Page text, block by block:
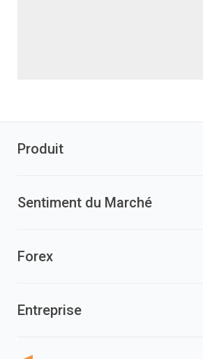
Produit
Sentiment du Marché
Forex
Entreprise